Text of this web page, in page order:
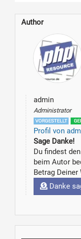
Author
admin
Administrator
Profil von
Sage Danke!
Du findest
beim Autor
Betrag Deiner
Danke